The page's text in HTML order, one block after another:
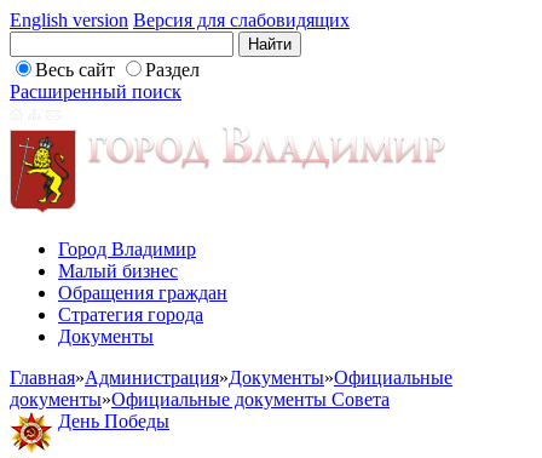
English version Версия для слабовидящих
Весь сайт
Раздел
Расширенный поиск
Город Владимир
Малый бизнес
Обращения граждан
Стратегия города
Документы
Главная»Администрация»Документы»Официальные
документы»Официальные документы Совета
День Победы